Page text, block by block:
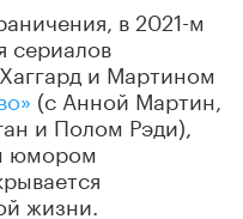
в 2021-м
сериалов
и Мартином
(с Анной Мартин,
и Полом Рэди),
юмором
жизни.